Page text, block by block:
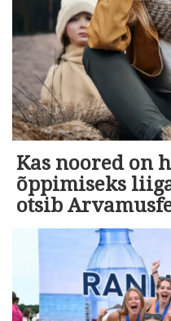
Kas noored on
õppimiseks
otsib